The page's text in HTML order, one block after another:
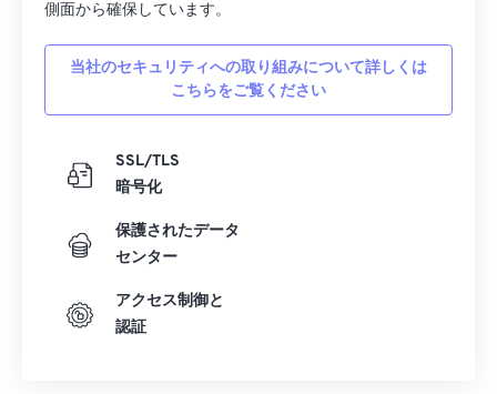
側面から確保しています。
当社のセキュリティへの取り組みについて詳しくは
こちらをご覧ください
SSL/TLS
暗号化
保護されたデータ
センター
アクセス制御と
認証